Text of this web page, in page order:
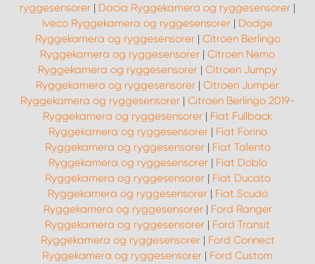
ryggesensorer | Dacia Ryggekamera og ryggesensorer |
Iveco Ryggekamera og ryggesensorer | Dodge
Ryggekamera og ryggesensorer| Citroen Berlingo
Ryggekamera og ryggesensorer | Citroen Nemo
Ryggekamera og ryggesensorer | Citroen Jumpy
Ryggekamera og ryggesensorer | Citroen Jumper
Ryggekamera og ryggesensorer| Citroen Berlingo 2019-
Ryggekamera og ryggesensorer | Fiat Fullback
Ryggekamera og ryggesensorer| Fiat Forino
Ryggekamera og ryggesensorer| Fiat Talento
Ryggekamera og ryggesensorer| Fiat Doblo
Ryggekamera og ryggesensorer| Fiat Ducato
Ryggekamera og ryggesensorer| Fiat Scudo
Ryggekamera og ryggesensorer| Ford Ranger
Ryggekamera og ryggesensorer | Ford Transit
Ryggekamera og ryggesensorer| Ford Connect
Ryggekamera og ryggesensorer | Ford Custom